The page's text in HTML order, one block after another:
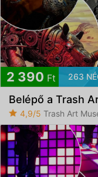
2 390 Ft 263
Belépő a Trash
4,9/5 Trash Art